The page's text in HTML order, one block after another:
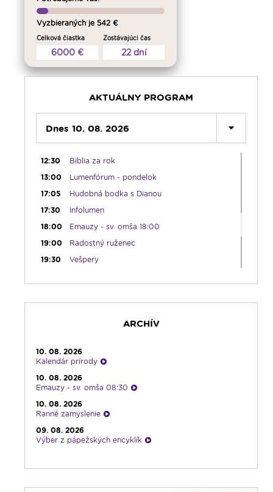
Vyzbieraných je 542 €
Celková čiastka
6000 €
Zostávajúci čas
22 dní
AKTUÁLNY PROGRAM
Dnes 10. 08. 2026
05:15
Rádio Vatikán - SK (repríza)
05:30
Litánie loretánske
05:45
Ranné chvály
06:00 Lumenáda - pondelok (I.)
08:30
Emauzy - sv. omša 08:30
Lumenáda - pondelok (II.)
11:00
Príhovory Mons. Jozefa Haľka
12:00
Modlitba Anjel Pána + zamyslenie
12:10
Hudobný aperitív
12:30
Biblia za rok
13:00
Lumenfórum - pondelok
17:05
Hudobná bodka s Dianou
17:30
Infolumen
18:00
Emauzy - sv. omša 18:00
19:00
Radostný ruženec
19:30
Vešpery
Spoznávame Bibliu
21:45
Oldies s Ernie Murínom
22:00
Počúvaj srdcom
23:00
Čítanie na pokračovanie + repríza
zamyslenia zo 6:30
23:30
Infolumen - repríza
ARCHÍV
10. 08. 2026
Kalendár prírody
10. 08. 2026
Emauzy - sv. omša 08:30
10. 08. 2026
Ranné zamyslenie
09. 08. 2026
Výber z pápežských encyklík
Vyznania